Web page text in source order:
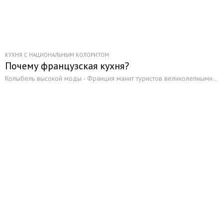
КУХНЯ С НАЦИОНАЛЬНЫМ КОЛОРИТОМ
Почему французская кухня?
Колыбель высокой моды - Франция манит туристов великолепными...